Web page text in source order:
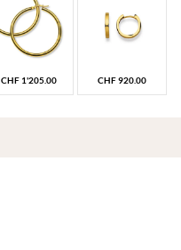
CHF 1'205.00 CHF920.00